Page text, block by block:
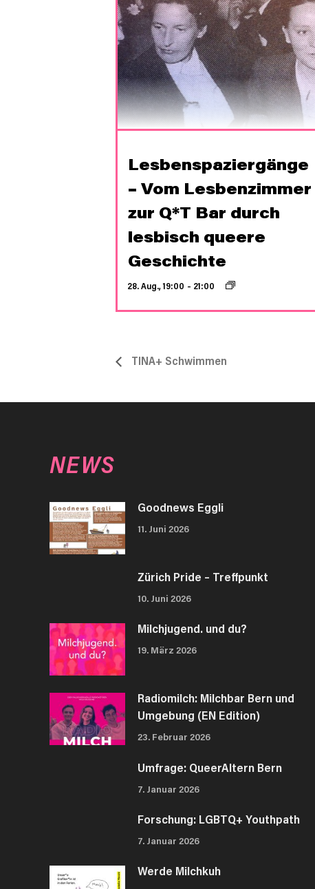
Lesbenspaziergänge
– Vom Lesbenzimmer
zur Q*T Bar durch
lesbisch queere
Geschichte
28. Aug., 19:00 – 21:00
TINA+ Schwimmen
NEWS
Goodnews Eggli
11. Juni 2026
Zürich Pride – Treffpunkt
10. Juni 2026
Milchjugend. und du?
19. März 2026
Radiomilch: Milchbar Bern und
Umgebung (EN Edition)
23. Februar 2026
Umfrage: QueerAltern Bern
7. Januar 2026
Forschung: LGBTQ+ Youthpath
7. Januar 2026
Werde Milchkuh